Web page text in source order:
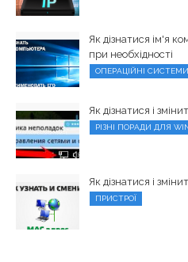
Як дізнатися ім'я
при необхідності
ОПЕРАЦІЙНІ СИСТЕМИ
Як дізнатися і
РІЗНІ ПОРАДИ ДЛЯ
Як дізнатися і
ПРИСТРОЇ